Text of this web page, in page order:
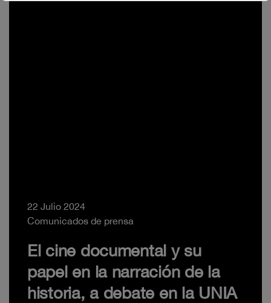
22 Julio 2024
Comunicados de prensa
El cine documental y su
papel en la narración de la
historia, a debate en la UNIA